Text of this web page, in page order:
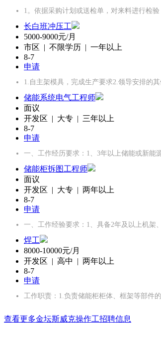
1。依据采购计划或送检单，对来料进行检
长白班冲压工
5000-9000元/月
市区 | 不限学历 | 一年以上
8-7
申请
1.自主架模具，完成生产要求2.领导安排的
储能系统电气工程师
面议
开发区 | 大专 | 三年以上
8-7
申请
一、工作经历要求：1、3年以上储能或新
储能柜拆图工程师
面议
开发区 | 大专 | 两年以上
8-7
申请
一、工作经验要求：1、具备2年及以上机
焊工
8000-10000元/月
开发区 | 高中 | 两年以上
8-7
申请
工作职责：1.负责储能柜柜体、框架等部件
查看更多金坛斯威克操作工招聘信息